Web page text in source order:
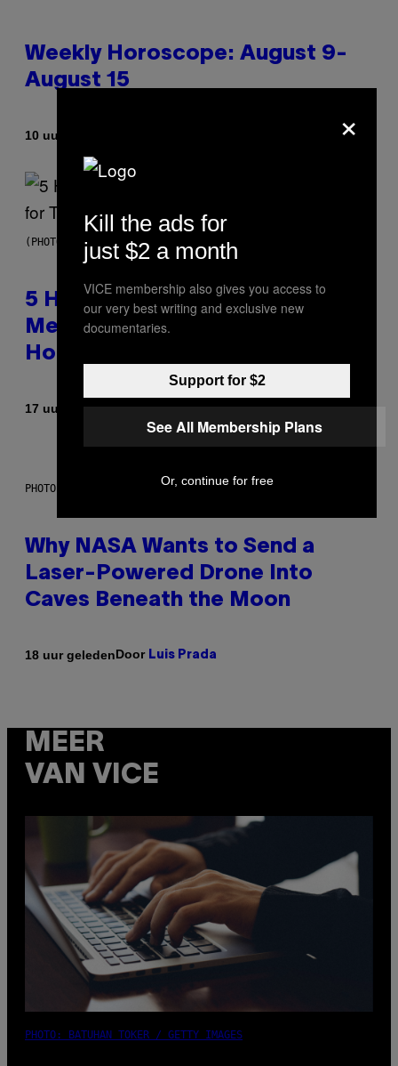
Weekly Horoscope: August 9-
August 15
10 uur geleden
(PHOTO BY STEVE GRANITZ/WIREIMAGE)
5 Hip-Hop Songs That Are Most
Memorable for Their Classic
Hooks
17 uur geledenDoorCaleb Catlin
PHOTO: NASA; DR PIXEL / GETTY IMAGES
Why NASA Wants to Send a
Laser-Powered Drone Into
Caves Beneath the Moon
18 uur geledenDoor Luis Prada
MEER
VAN VICE
PHOTO: BATUHAN TOKER / GETTY IMAGES
×
Kill the ads for
just $2 a month
VICE membership also gives you access to
our very best writing and exclusive new
documentaries.
Support for $2
See All Membership Plans
Or, continue for free